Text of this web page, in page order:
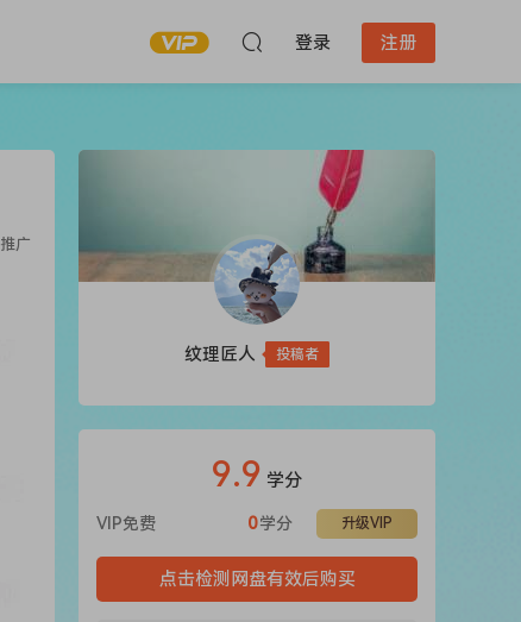
登录 注册
推广
纹理匠人 投稿者
9.9 学分
VIP免费 升级VIP
0学分
点击检测网盘有效后购买